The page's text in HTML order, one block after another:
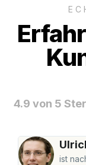
4.9 von 5
ist